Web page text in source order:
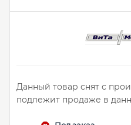
Данный товар снят с
подлежит продаже в